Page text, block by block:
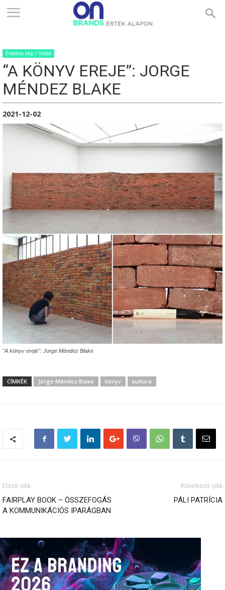
ONBRANDS
–
Érdekes kép / Videó
“A KÖNYV EREJE”: JORGE
MÉNDEZ BLAKE
2021-12-02
"A könyv ereje": Jorge Méndez Blake
CÍMKÉK Jorge Méndez Blake könyv kultúra
Előző cikk
FAIRPLAY BOOK – ÖSSZEFOGÁS
A KOMMUNIKÁCIÓS IPARÁGBAN
Következő cikk
PÁLI PATRÍCIA